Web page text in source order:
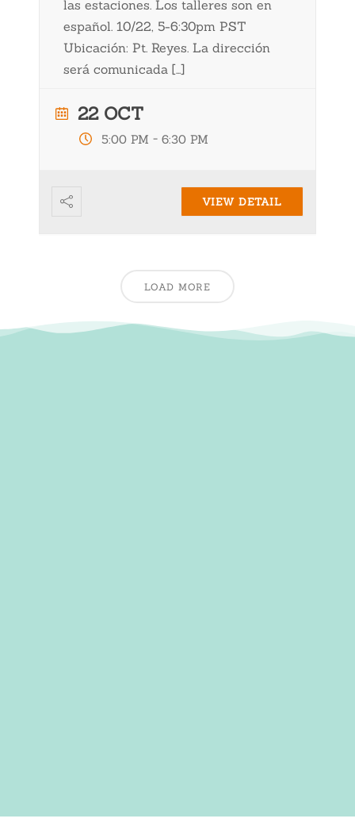
las estaciones. Los talleres son en
español. 10/22, 5-6:30pm PST
Ubicación: Pt. Reyes. La dirección
será comunicada […]
22 OCT
5:00 PM - 6:30 PM
VIEW DETAIL
LOAD MORE